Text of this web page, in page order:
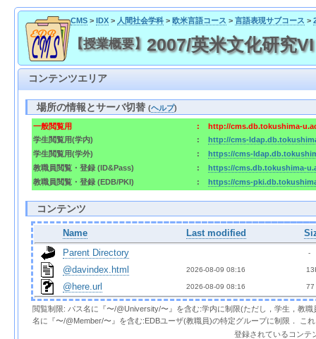
CMS> IDX> 人間社会学科> 欧米言語コース > 言語表現サブコース >
【授業概要】 2007/英米文化研究
コンテンツエリア
場所の情報とサーバ切替(ヘルプ)
一般閲覧用 :
http://cms.db.tokushima-
学生閲覧用(学内)
:
http://cms-
学生閲覧用(学外)
:
https://cms-
教職員閲覧・登録 (ID&Pass)
:
https://cms.db.tokushima-
教職員閲覧・登録 (EDB/PKI)
: https://cms-
コンテンツ
Name Last modified
Parent Directory
  -
@davindex.html 2026-08-09 08:16
@here.url 2026-08-09 08:16 77
閲覧制限: パス名に『〜/@University/〜』を含む:学内に制限(ただし，学生，教
名に『〜/@Member/〜』を含む:EDBユーザ(教職員)の特定グループに制限． こ
登録されているコンテ